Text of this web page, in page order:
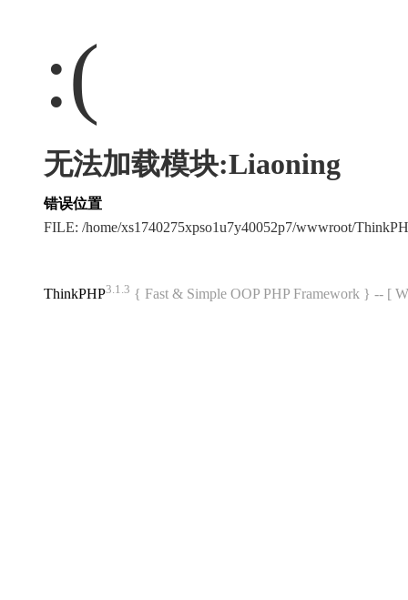
:(
无法加载模块:Liaoning
错误位置
FILE: /home/xs1740275xpso1u7y40052p7/wwwroot/
ThinkPHP3.1.3 { Fast & Simple OOP PHP Framework } -- [